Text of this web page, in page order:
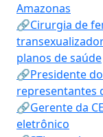
Amazonas
🔗Cirurgia de
planos de saúde
🔗Presidente
representantes
🔗Gerente da
eletrônico